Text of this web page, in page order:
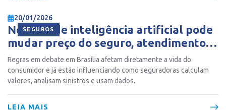
SEGUROS
20/01/2026
Nova lei de inteligência artificial pode
mudar preço do seguro, atendimento e
decisões automáticas
Regras em debate em Brasília afetam diretamente a vida do
consumidor e já estão influenciando como seguradoras calculam
valores, analisam sinistros e usam dados.
LEIA MAIS